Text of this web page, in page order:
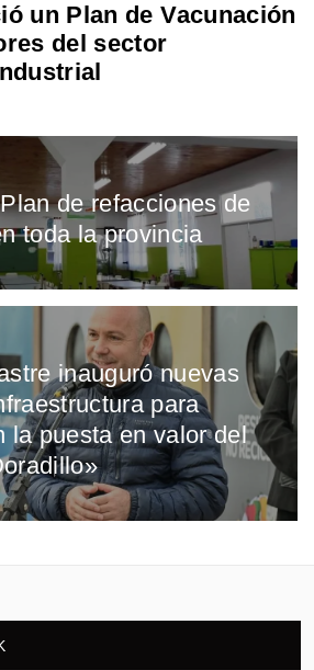
un Plan de Vacunación
del sector
de refacciones de
toda la provincia
inauguró nuevas
para
la puesta en valor del